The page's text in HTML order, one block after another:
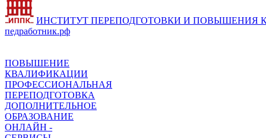
ИНСТИТУТ ПЕРЕПОДГОТОВКИ И ПОВЫШЕНИЯ
педработник.рф
ПОВЫШЕНИЕ
КВАЛИФИКАЦИИ
ПРОФЕССИОНАЛЬНАЯ
ПЕРЕПОДГОТОВКА
ДОПОЛНИТЕЛЬНОЕ
ОБРАЗОВАНИЕ
ОНЛАЙН -